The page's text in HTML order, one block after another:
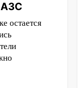
АЗС
остается